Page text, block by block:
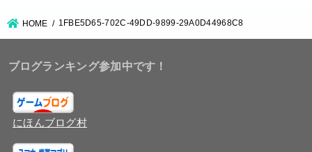
HOME 1FBE5D65-702C-49DD-9899-29A0D44968C8
ブログランキング参加中です！
にほんブログ村